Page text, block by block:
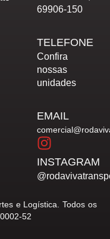
69906-150
TELEFONE
Confira
nossas
unidades
EMAIL
INSTAGRAM
e Logística. Todos os
52